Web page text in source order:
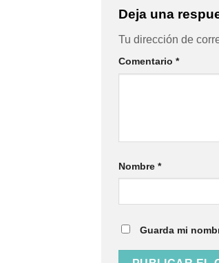
Deja una
Tu dirección de
Comentario *
Nombre *
Guarda mi